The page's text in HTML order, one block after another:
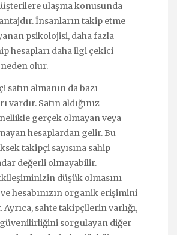
ulaşma konusunda
İnsanların takip etme
psikolojisi, daha fazla
hesapları daha ilgi çekici
olur.
satın almanın da bazı
vardır. Satın aldığınız
gerçek olmayan veya
hesaplardan gelir. Bu
takipçi sayısına sahip
değerli olmayabilir.
düşük olmasını
hesabınızın organik erişimini
Ayrıca, sahte takipçilerin varlığı,
güvenilirliğini sorgulayan diğer